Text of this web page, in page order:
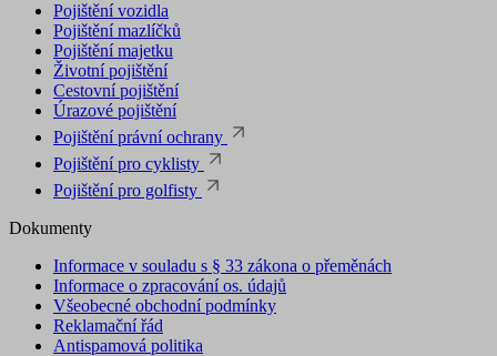
Pojištění vozidla
Pojištění mazlíčků
Pojištění majetku
Životní pojištění
Cestovní pojištění
Úrazové pojištění
Pojištění právní ochrany
Pojištění pro cyklisty
Pojištění pro golfisty
Dokumenty
Informace v souladu s § 33 zákona o přeměnách
Informace o zpracování os. údajů
Všeobecné obchodní podmínky
Reklamační řád
Antispamová politika